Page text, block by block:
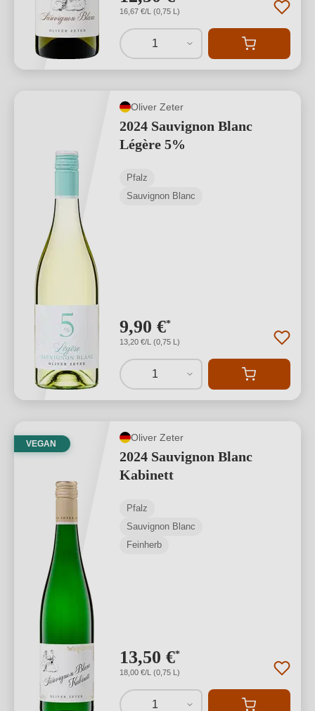
16,67 €/L (0,75 L)
1
Oliver Zeter
2024 Sauvignon Blanc
Légère 5%
Pfalz
Sauvignon Blanc
9,90 €*
13,20 €/L (0,75 L)
1
VEGAN
Oliver Zeter
2024 Sauvignon Blanc
Kabinett
Pfalz
Sauvignon Blanc
Feinherb
13,50 €*
18,00 €/L (0,75 L)
1